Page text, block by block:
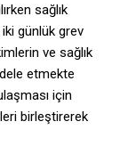
sağlık
iki günlük grev
ve sağlık
etmekte
için
birleştirerek